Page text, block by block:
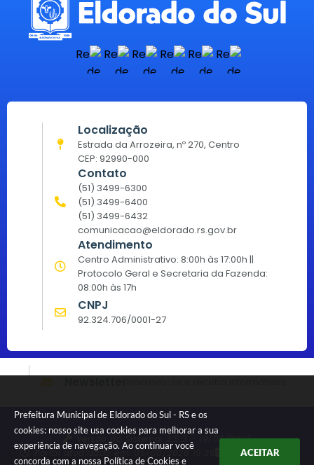
Prefeitura Municipal de Eldorado do Sul - RS e os
cookies: nosso site usa cookies para melhorar a sua
experiência de navegação. Ao continuar você
concorda com a nossa Política de Cookies e
ACEITAR
Localização
Estrada da Arrozeira, nº 270, Centro
CEP: 92990-000
Contato
(51) 3499-6300
(51) 3499-6400
(51) 3499-6432
comunicacao@eldorado.rs.gov.br
Atendimento
Centro Administrativo: 8:00h às 17:00h ||
Protocolo Geral e Secretaria da Fazenda:
08:00h às 17h
CNPJ
92.324.706/0001-27
Versão do Sistema:
3.5.3 - 19/06/2026
Portal atualizado em: 05/08/2026 15:36 Dados Abertos